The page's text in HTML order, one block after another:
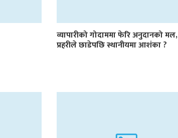
व्यापारीको गोदाममा फेरि अनुदानको मल,
प्रहरीले छाडेपछि स्थानीयमा आशंका ?